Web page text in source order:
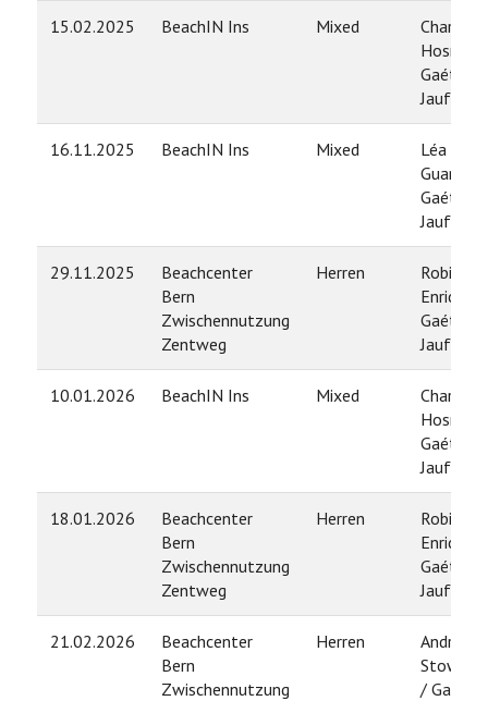
15.02.2025 BeachIN Ins Mixed
Hosner /
Gaétan
Jauffret
16.11.2025 BeachIN Ins Mixed
Léa
Guarino /
Gaétan
Jauffret
29.11.2025
Beachcenter
Bern
Zwischennutzung
Zentweg
Herren
Robin
Enrico /
Gaétan
Jauffret
10.01.2026 BeachIN Ins Mixed
Hosner /
Gaétan
Jauffret
18.01.2026
Beachcenter
Bern
Zwischennutzung
Zentweg
Herren
Robin
Enrico /
Gaétan
Jauffret
21.02.2026
Beachcenter
Bern
Zwischennutzung
Herren
André
/ Gaétan